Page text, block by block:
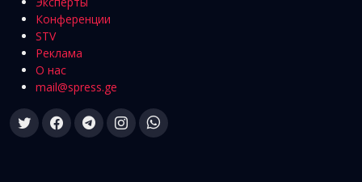
Конференции
STV
Реклама
О нас
mail@spress.ge